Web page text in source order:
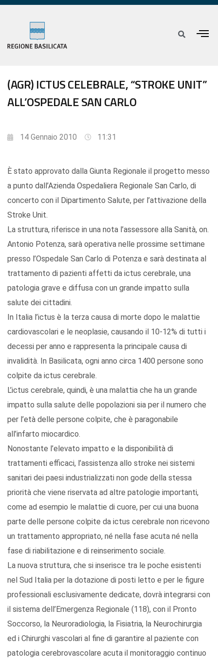
(AGR) ICTUS CELEBRALE, “STROKE UNIT”
ALL’OSPEDALE SAN CARLO
14 Gennaio 2010 11:31
È stato approvato dalla Giunta Regionale il progetto messo
a punto dall’Azienda Ospedaliera Regionale San Carlo, di
concerto con il Dipartimento Salute, per l’attivazione della
Stroke Unit.
La struttura, riferisce in una nota l’assessore alla Sanità, on.
Antonio Potenza, sarà operativa nelle prossime settimane
presso l’Ospedale San Carlo di Potenza e sarà destinata al
trattamento di pazienti affetti da ictus cerebrale, una
patologia grave e diffusa con un grande impatto sulla
salute dei cittadini.
In Italia l’ictus è la terza causa di morte dopo le malattie
cardiovascolari e le neoplasie, causando il 10-12% di tutti i
decessi per anno e rappresenta la principale causa di
invalidità. In Basilicata, ogni anno circa 1400 persone sono
colpite da ictus cerebrale.
L’ictus cerebrale, quindi, è una malattia che ha un grande
impatto sulla salute delle popolazioni sia per il numero che
per l’età delle persone colpite, che è paragonabile
all’infarto miocardico.
Nonostante l’elevato impatto e la disponibilità di
trattamenti efficaci, l’assistenza allo stroke nei sistemi
sanitari dei paesi industrializzati non gode della stessa
priorità che viene riservata ad altre patologie importanti,
come ad esempio le malattie di cuore, per cui una buona
parte delle persone colpite da ictus cerebrale non ricevono
un trattamento appropriato, né nella fase acuta né nella
fase di riabilitazione e di reinserimento sociale.
La nuova struttura, che si inserisce tra le poche esistenti
nel Sud Italia per la dotazione di posti letto e per le figure
professionali esclusivamente dedicate, dovrà integrarsi con
il sistema dell’Emergenza Regionale (118), con il Pronto
Soccorso, la Neuroradiologia, la Fisiatria, la Neurochirurgia
ed i Chirurghi vascolari al fine di garantire al paziente con
patologia cerebrovascolare acuta il monitoraggio continuo